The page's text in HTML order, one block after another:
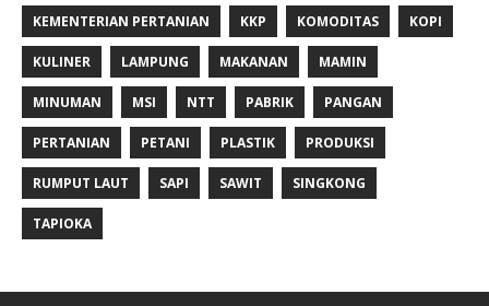
KEMENTERIAN PERTANIAN KKP KOMODITAS KOPI
KULINER LAMPUNG MAKANAN MAMIN
MINUMAN MSI NTT PABRIK PANGAN
PERTANIAN PETANI PLASTIK PRODUKSI
RUMPUT LAUT SAPI SAWIT SINGKONG
TAPIOKA